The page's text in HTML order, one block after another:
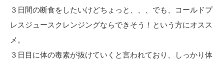
３日間の断食をしたいけどちょっと、、、でも、コールドプ
レスジュースクレンジングならできそう！という方にオスス
メ。
３日目に体の毒素が抜けていくと言われており、しっかり体